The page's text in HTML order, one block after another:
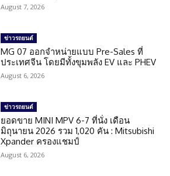
August 7, 2026
ข่าวรถยนต์
MG 07 ออกจำหน่ายแบบ Pre-Sales ที่
ประเทศจีน โดยมีทั้งขุมพลัง EV และ PHEV
August 6, 2026
ข่าวรถยนต์
ยอดขาย MINI MPV 6-7 ที่นั่ง เดือน
มิถุนายน 2026 รวม 1,020 คัน : Mitsubishi
Xpander ครองแชมป์
August 6, 2026